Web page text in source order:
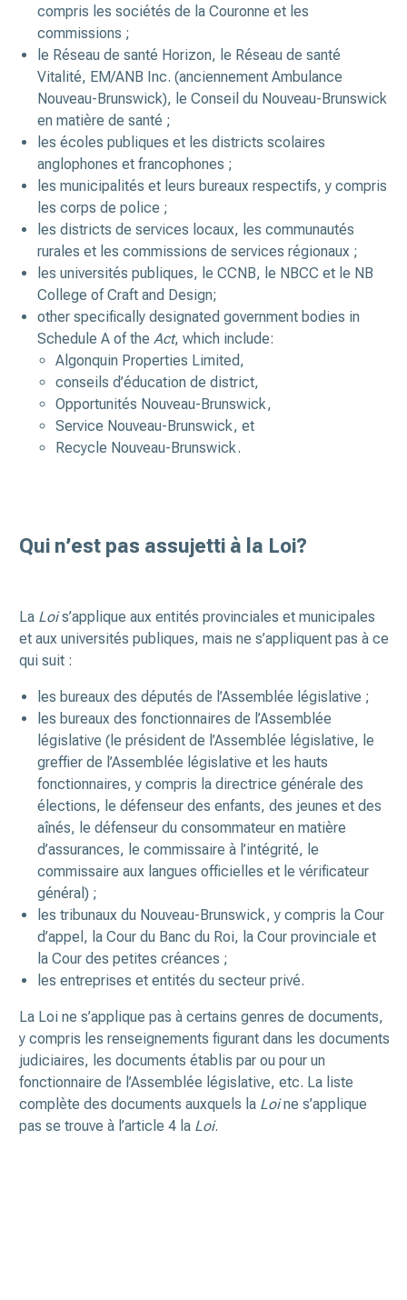
compris les sociétés de la Couronne et les
commissions ;
le Réseau de santé Horizon, le Réseau de santé
Vitalité, EM/ANB Inc. (anciennement Ambulance
Nouveau-Brunswick), le Conseil du Nouveau-Brunswick
en matière de santé ;
les écoles publiques et les districts scolaires
anglophones et francophones ;
les municipalités et leurs bureaux respectifs, y compris
les corps de police ;
les districts de services locaux, les communautés
rurales et les commissions de services régionaux ;
les universités publiques, le CCNB, le NBCC et le NB
College of Craft and Design;
other specifically designated government bodies in
Schedule A of the Act, which include:
Algonquin Properties Limited,
conseils d’éducation de district,
Opportunités Nouveau-Brunswick,
Service Nouveau-Brunswick, et
Recycle Nouveau-Brunswick.
Qui n’est pas assujetti à la Loi?
La Lois’applique aux entités provinciales et municipales
et aux universités publiques, mais ne s’appliquent pas à ce
qui suit :
les bureaux des députés de l’Assemblée législative ;
les bureaux des fonctionnaires de l’Assemblée
législative (le président de l’Assemblée législative, le
greffier de l’Assemblée législative et les hauts
fonctionnaires, y compris la directrice générale des
élections, le défenseur des enfants, des jeunes et des
aînés, le défenseur du consommateur en matière
d’assurances, le commissaire à l’intégrité, le
commissaire aux langues officielles et le vérificateur
général) ;
les tribunaux du Nouveau-Brunswick, y compris la Cour
d’appel, la Cour du Banc du Roi, la Cour provinciale et
la Cour des petites créances ;
les entreprises et entités du secteur privé.
La Loi ne s’applique pas à certains genres de documents,
y compris les renseignements figurant dans les documents
judiciaires, les documents établis par ou pour un
fonctionnaire de l’Assemblée législative, etc. La liste
complète des documents auxquels la Loine s’applique
pas se trouve à l’article 4 la Loi.